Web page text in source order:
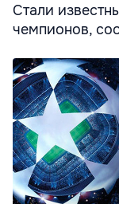
Стали
чемпионов,